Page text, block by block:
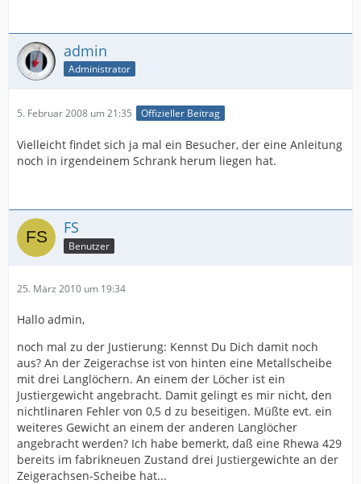
admin
Administrator
5. Februar 2008 um 21:35 Offizieller Beitrag
Vielleicht findet sich ja mal ein Besucher, der eine Anleitung
noch in irgendeinem Schrank herum liegen hat.
FS
Benutzer
25. März 2010 um 19:34
Hallo admin,
noch mal zu der Justierung: Kennst Du Dich damit noch
aus? An der Zeigerachse ist von hinten eine Metallscheibe
mit drei Langlöchern. An einem der Löcher ist ein
Justiergewicht angebracht. Damit gelingt es mir nicht, den
nichtlinaren Fehler von 0,5 d zu beseitigen. Müßte evt. ein
weiteres Gewicht an einem der anderen Langlöcher
angebracht werden? Ich habe bemerkt, daß eine Rhewa 429
bereits im fabrikneuen Zustand drei Justiergewichte an der
Zeigerachsen-Scheibe hat...